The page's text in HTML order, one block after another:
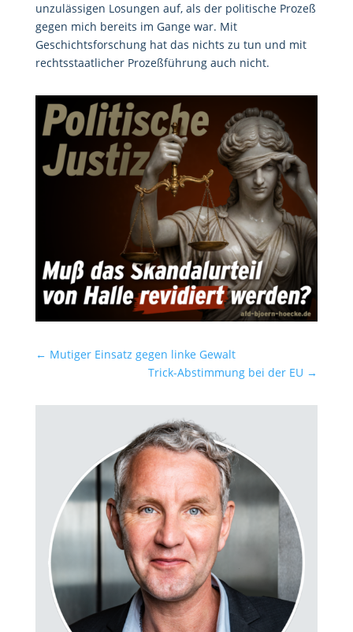
unzulässigen Losungen auf, als der politische Prozeß
gegen mich bereits im Gange war. Mit
Geschichtsforschung hat das nichts zu tun und mit
rechtsstaatlicher Prozeßführung auch nicht.
← Mutiger Einsatz gegen linke Gewalt
Trick-Abstimmung bei der EU →